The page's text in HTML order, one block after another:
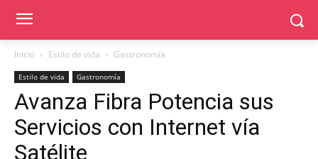
Inicio Estilo de vida Gastronomía
Estilo de vida Gastronomía
Avanza Fibra Potencia sus
Servicios con Internet vía
Satélite